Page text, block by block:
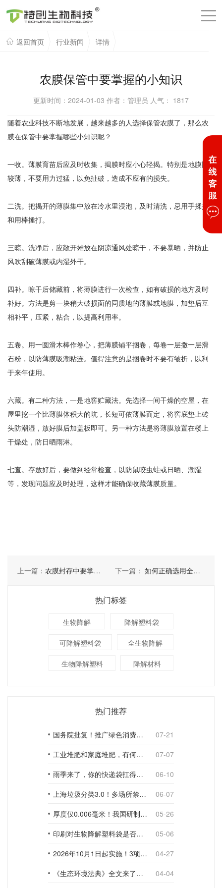
返回首页 行业新闻 详情
农膜保管中要掌握的小知识
更新时间：2024-01-03 作者：管理员 人气： 1817
随着农业科技不断地发展，越来越多的人选择保管农膜了，那么农
膜在保管中要掌握哪些小知识呢？
一收。薄膜育苗后应及时收集，揭膜时应小心轻揭。特别是地膜比
较薄，不要用力过猛，以免扯破，造成不应有的损失。
二洗。把揭开的薄膜集中放在冷水里浸泡，及时清洗，忌用手揉搓
和用棒捶打。
三晾。洗净后，应敞开摊放在阴凉通风处晾干，不要暴晒，并防止
风吹刮破薄膜或内湿外干。
四补。晾干后储藏前，将薄膜进行一次检查，如有破损的地方及时
补好。方法是剪一块稍大破损面的同质地的薄膜或地膜，加垫后互
相补平，压紧，粘合，以提高利用率。
五卷。用一圆滑木棒作卷心，把薄膜铺平捆卷，每卷一层撒一层滑
石粉，以防薄膜吸潮粘连。值得注意的是捆卷时不要有皱折，以利
于来年使用。
六藏。有二种方法，一是地窖贮藏法。先选择一间干燥的空屋，在
屋里挖一个比薄膜体积大的坑，长短可依薄膜而定，将窖底垫上砖
头防潮湿，放好膜后加盖板即可。另一种方法是将薄膜放置在楼上
干燥处，防日晒雨淋。
七查。存放好后，要做到经常检查，以防鼠咬虫蛀或日晒、潮湿
等，发现问题应及时处理，这样才能确保收藏薄膜质量。
上一篇： 农膜封存中要掌握哪些小技巧 下一篇： 如何正确选用全生物降解地膜
热门标签
生物降解 降解塑料袋
可降解塑料袋 全生物降解
生物降解塑料 降解材料
热门推荐
国务院批复！推广绿色消费，引导使用环保可降解包装材料
07-21
工业堆肥和家庭堆肥，有何不同？
07-07
雨季来了，你的快递袋扛得住吗？
06-10
上海垃圾分类3.0！多场所禁止使用一次性塑料袋；推动快递包装绿色转型
06-07
厚度仅0.006毫米！我国研制出超薄型全生物降解渗水地膜
05-26
印刷对生物降解塑料袋是否构成影响？
05-06
2026年10月1日起实施！3项生物降解能力检测新国标
04-27
《生态环境法典》全文来了！降解材料、生物基应用与包装环保规范
04-04